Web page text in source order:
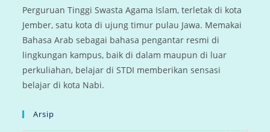
Perguruan Tinggi Swasta Agama Islam, terletak di kota
Jember, satu kota di ujung timur pulau Jawa. Memakai
Bahasa Arab sebagai bahasa pengantar resmi di
lingkungan kampus, baik di dalam maupun di luar
perkuliahan, belajar di STDI memberikan sensasi
belajar di kota Nabi.
Arsip